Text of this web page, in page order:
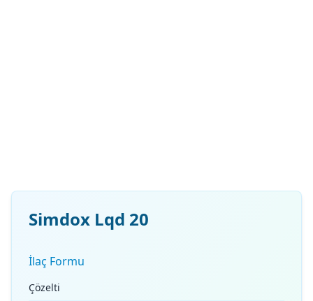
Simdox Lqd 20
İlaç Formu
Çözelti